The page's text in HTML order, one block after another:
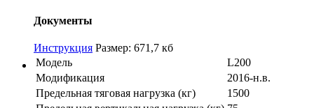
Документы
Инструкция Размер: 671,7 кб
Модель
L200
Модификация
2016-н.в.
Предельная тяговая нагрузка (кг)
1500